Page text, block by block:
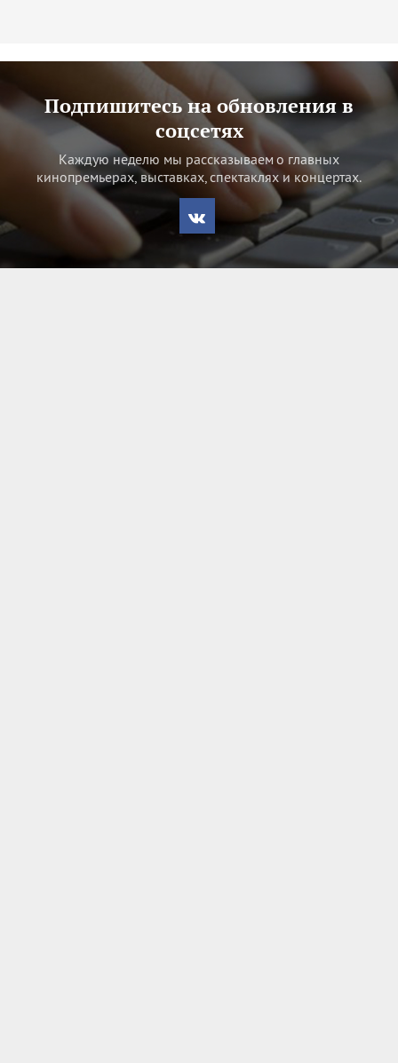
Подпишитесь на обновления в
соцсетях
Каждую неделю мы рассказываем о главных
кинопремьерах, выставках, спектаклях и концертах.